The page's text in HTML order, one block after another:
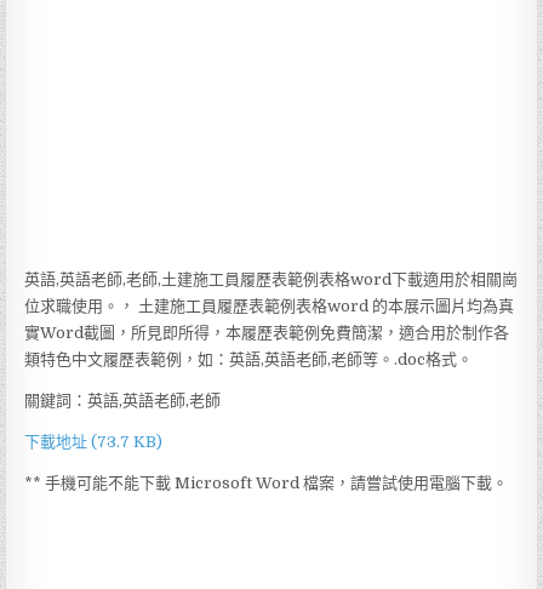
英語,英語老師,老師,土建施工員履歷表範例表格word下載適用於相關崗
位求職使用。， 土建施工員履歷表範例表格word 的本展示圖片均為真
實Word截圖，所見即所得，本履歷表範例免費簡潔，適合用於制作各
類特色中文履歷表範例，如：英語,英語老師,老師等。.doc格式。
關鍵詞：英語,英語老師,老師
下載地址 (73.7 KB)
** 手機可能不能下載 Microsoft Word 檔案，請嘗試使用電腦下載。